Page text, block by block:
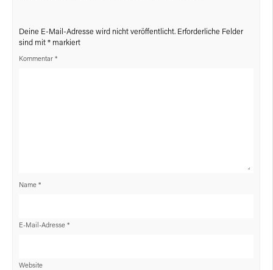
Deine E-Mail-Adresse wird nicht veröffentlicht. Erforderliche Felder
sind mit * markiert
Kommentar *
Name *
E-Mail-Adresse *
Website